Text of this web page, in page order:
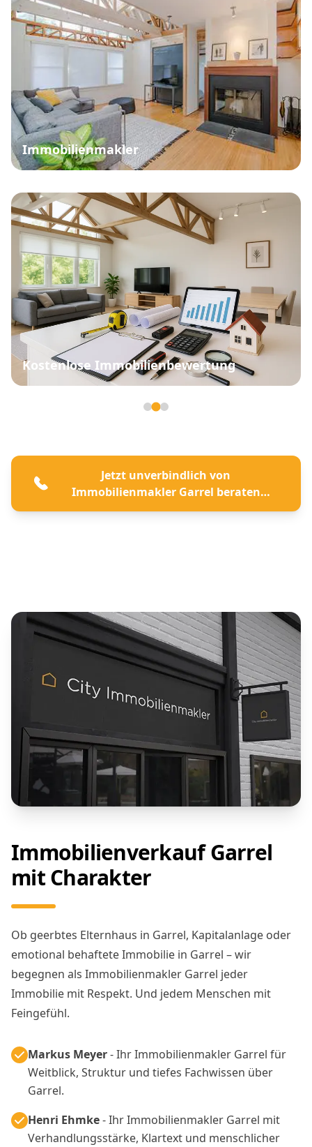
Immobilienmakler
Kostenlose Immobilienbewertung
Jetzt unverbindlich von
Immobilienmakler Garrel beraten
lassen
Immobilienverkauf Garrel
mit Charakter
Ob geerbtes Elternhaus in Garrel, Kapitalanlage oder
emotional behaftete Immobilie in Garrel – wir
begegnen als Immobilienmakler Garrel jeder
Immobilie mit Respekt. Und jedem Menschen mit
Feingefühl.
Markus Meyer- Ihr Immobilienmakler Garrel für
Weitblick, Struktur und tiefes Fachwissen über
Garrel.
Henri Ehmke- Ihr Immobilienmakler Garrel mit
Verhandlungsstärke, Klartext und menschlicher